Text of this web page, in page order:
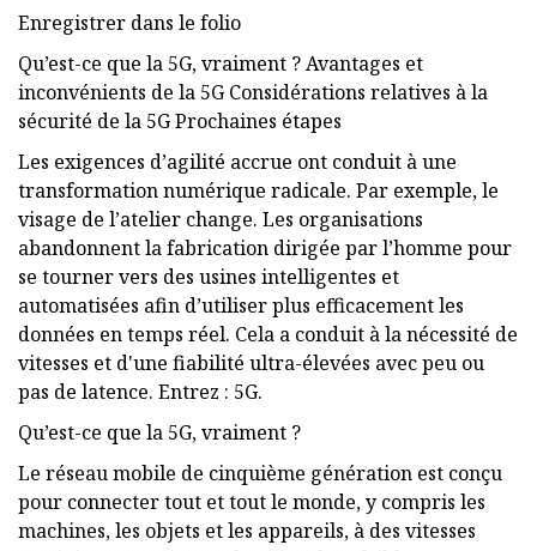
Enregistrer dans le folio
Qu’est-ce que la 5G, vraiment ? Avantages et
inconvénients de la 5G Considérations relatives à la
sécurité de la 5G Prochaines étapes
Les exigences d’agilité accrue ont conduit à une
transformation numérique radicale. Par exemple, le
visage de l’atelier change. Les organisations
abandonnent la fabrication dirigée par l’homme pour
se tourner vers des usines intelligentes et
automatisées afin d’utiliser plus efficacement les
données en temps réel. Cela a conduit à la nécessité de
vitesses et d'une fiabilité ultra-élevées avec peu ou
pas de latence. Entrez : 5G.
Qu’est-ce que la 5G, vraiment ?
Le réseau mobile de cinquième génération est conçu
pour connecter tout et tout le monde, y compris les
machines, les objets et les appareils, à des vitesses